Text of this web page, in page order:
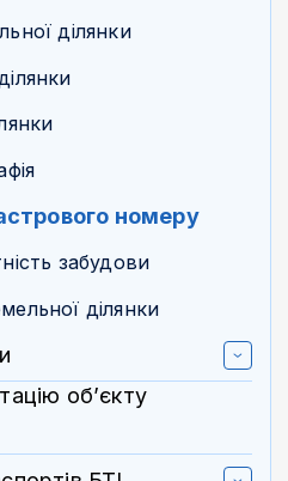
ділянки
номеру
забудови
ділянки
об’єкту